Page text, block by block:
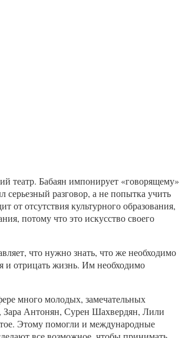
театр. Бабаян импонирует «говорящему»
серьезный разговор, а не попытка учить
от отсутствия культурного образования,
потому что это искусство своего
что нужно знать, что же необходимо
и отрицать жизнь. Им необходимо
много молодых, замечательных
Зара Антонян, Сурен Шахвердян, Лили
Этому помогли и международные